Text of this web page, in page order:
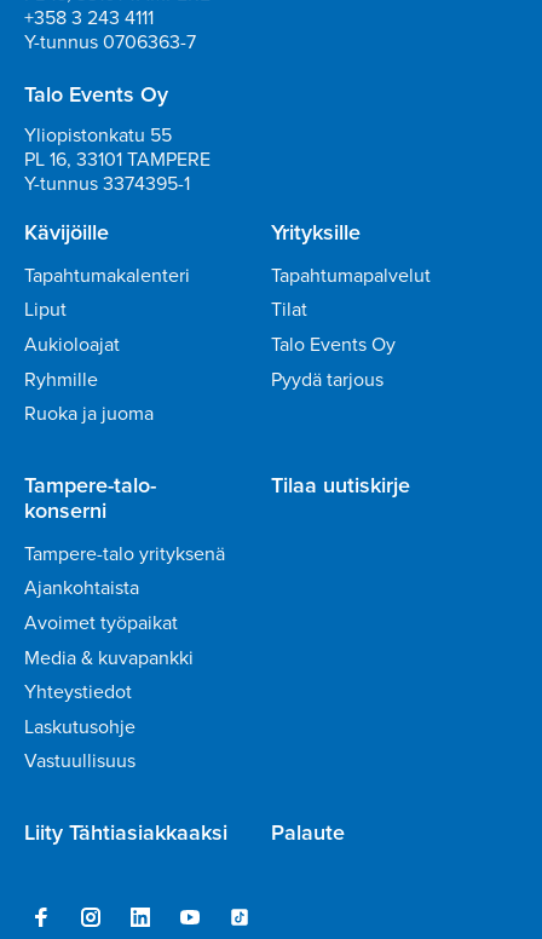
+358 3 243 4111
Y-tunnus 0706363-7
Talo Events Oy
Yliopistonkatu 55
PL 16, 33101 TAMPERE
Y-tunnus 3374395-1
Kävijöille
Tapahtumakalenteri
Liput
Aukioloajat
Ryhmille
Ruoka ja juoma
Yrityksille
Tapahtumapalvelut
Tilat
Talo Events Oy
Pyydä tarjous
Tampere-talo-
konserni
Tampere-talo yrityksenä
Ajankohtaista
Avoimet työpaikat
Media & kuvapankki
Yhteystiedot
Laskutusohje
Vastuullisuus
Tilaa uutiskirje
Liity Tähtiasiakkaaksi Palaute